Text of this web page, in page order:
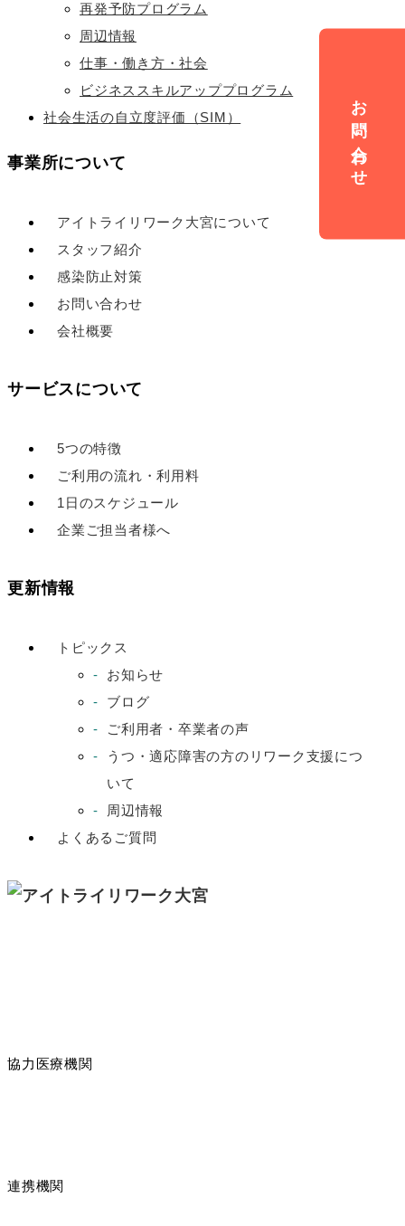
再発予防プログラム
周辺情報
仕事・働き方・社会
ビジネススキルアッププログラム
社会生活の自立度評価（SIM）
事業所について
アイトライリワーク大宮について
スタッフ紹介
感染防止対策
お問い合わせ
会社概要
サービスについて
5つの特徴
ご利用の流れ・利用料
1日のスケジュール
企業ご担当者様へ
更新情報
トピックス
お知らせ
ブログ
ご利用者・卒業者の声
うつ・適応障害の方のリワーク支援につ
いて
周辺情報
よくあるご質問
協力医療機関
連携機関
お問い合わせ